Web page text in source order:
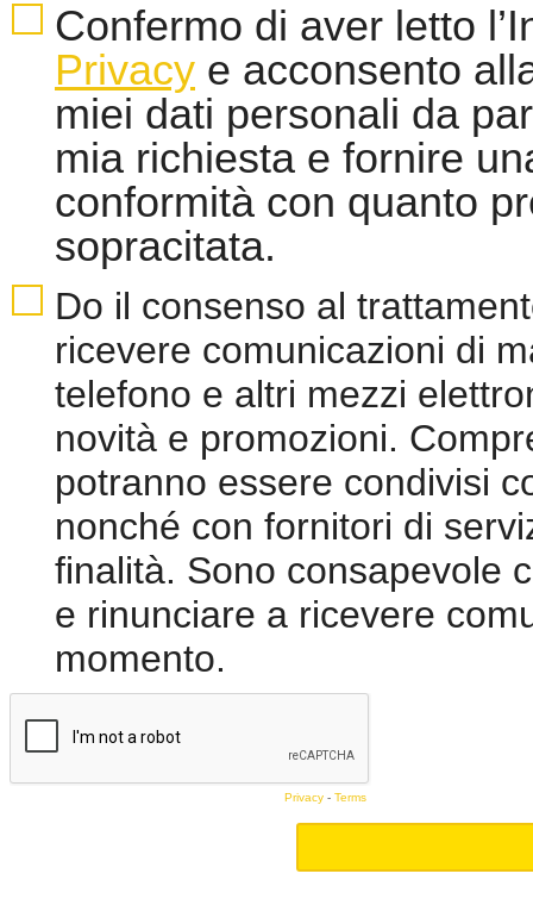
Confermo di aver letto
Privacy e acconsento
miei dati personali da
mia richiesta e fornire
conformità con quanto
sopracitata.
Do il consenso al
ricevere comunicazioni di
telefono e altri mezzi
novità e promozioni.
potranno essere condivisi
nonché con fornitori di
finalità. Sono consapevole
e rinunciare a ricevere
momento.
Privacy - Terms